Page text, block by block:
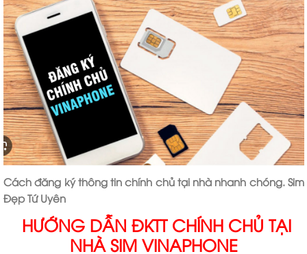
Cách đăng ký thông tin chính chủ tại nhà nhanh chóng. Sim
Đẹp Tứ Uyên
HƯỚNG DẪN ĐKTT CHÍNH CHỦ TẠI
NHÀ SIM VINAPHONE